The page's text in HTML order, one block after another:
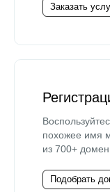
Заказать
похожее имя
из 700+
Подобрать